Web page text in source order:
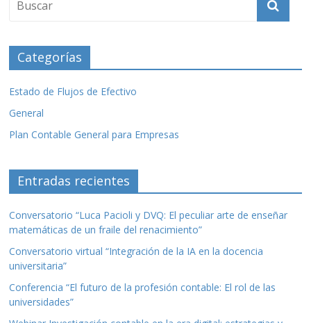
o
k
Categorías
Estado de Flujos de Efectivo
General
Plan Contable General para Empresas
Entradas recientes
Conversatorio “Luca Pacioli y DVQ: El peculiar arte de enseñar
matemáticas de un fraile del renacimiento”
Conversatorio virtual “Integración de la IA en la docencia
universitaria”
Conferencia “El futuro de la profesión contable: El rol de las
universidades”